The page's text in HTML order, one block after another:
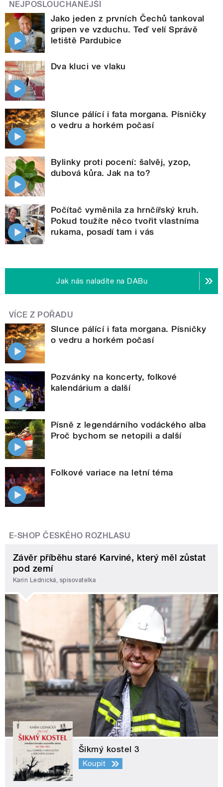
NEJPOSLOUCHANĚJŠÍ
Jako jeden z prvních Čechů tankoval
gripen ve vzduchu. Teď velí Správě
letiště Pardubice
Dva kluci ve vlaku
Slunce pálící i fata morgana. Písničky
o vedru a horkém počasí
Bylinky proti pocení: šalvěj, yzop,
dubová kůra. Jak na to?
Počítač vyměnila za hrnčířský kruh.
Pokud toužíte něco tvořit vlastníma
rukama, posadí tam i vás
Jak nás naladíte na DABu
VÍCE Z POŘADU
Slunce pálící i fata morgana. Písničky
o vedru a horkém počasí
Pozvánky na koncerty, folkové
kalendárium a další
Písně z legendárního vodáckého alba
Proč bychom se netopili a další
Folkové variace na letní téma
E-SHOP ČESKÉHO ROZHLASU
Závěr příběhu staré Karviné, který měl zůstat
pod zemí
Karin Lednická, spisovatelka
Šikmý kostel 3
Koupit